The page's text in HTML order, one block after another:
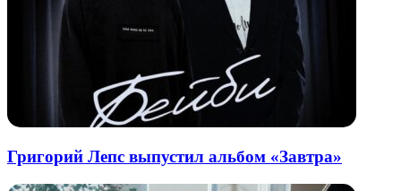
Григорий Лепс выпустил альбом «Завтра»